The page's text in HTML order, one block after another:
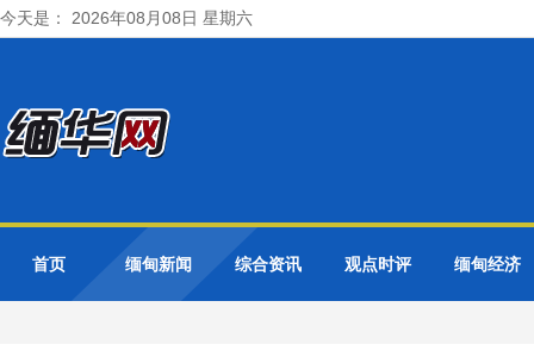
今天是： 2026年08月08日 星期六
首页 缅甸新闻 综合资讯 观点时评 缅甸经济